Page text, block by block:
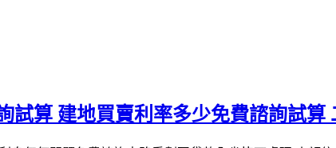
試算 建地買賣利率多少免費諮詢試